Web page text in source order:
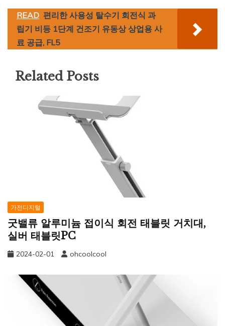
READ 편리한 사용성 탈수기 회전식 과
립기 비등 1단계 건조기 유동상 상업용 사
료 공급, FL5
Related Posts
가전디지털
굿밸류 알루미늄 접이식 회전 태블릿 거치대,
실버 태블릿PC
2024-02-01 ohcoolcool